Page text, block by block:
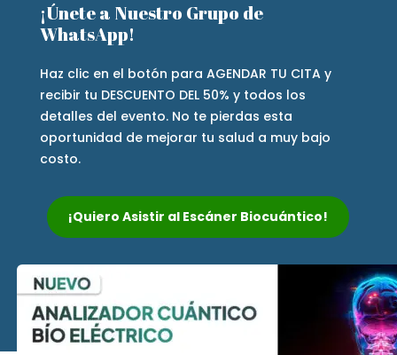
¡Únete a Nuestro Grupo de
WhatsApp!
Haz clic en el botón para AGENDAR TU CITA y
recibir tu DESCUENTO DEL 50% y todos los
detalles del evento. No te pierdas esta
oportunidad de mejorar tu salud a muy bajo
costo.
¡Quiero Asistir al Escáner Biocuántico!